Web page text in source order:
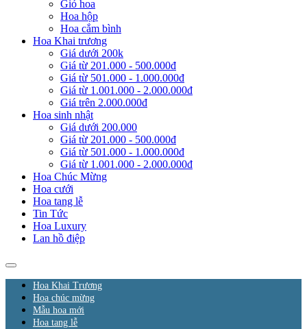
Giỏ hoa
Hoa hộp
Hoa cắm bình
Hoa Khai trương
Giá dưới 200k
Giá từ 201.000 - 500.000đ
Giá từ 501.000 - 1.000.000đ
Giá từ 1.001.000 - 2.000.000đ
Giá trên 2.000.000đ
Hoa sinh nhật
Giá dưới 200.000
Giá từ 201.000 - 500.000đ
Giá từ 501.000 - 1.000.000đ
Giá từ 1.001.000 - 2.000.000đ
Hoa Chúc Mừng
Hoa cưới
Hoa tang lễ
Tin Tức
Hoa Luxury
Lan hồ điệp
Hoa Khai Trương
Hoa chúc mừng
Mẫu hoa mới
Hoa tang lễ